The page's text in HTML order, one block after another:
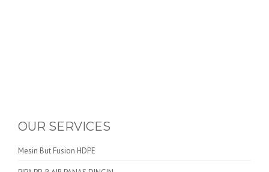
OUR SERVICES
Mesin But Fusion HDPE